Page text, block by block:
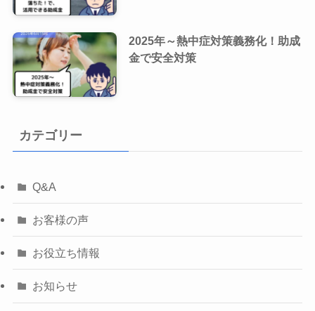
2025年～熱中症対策義務化！助成
金で安全対策
カテゴリー
Q&A
お客様の声
お役立ち情報
お知らせ